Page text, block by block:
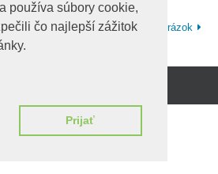
používa súbory cookie,
čo najlepší zážitok
Prijať
Ďalší obrázok